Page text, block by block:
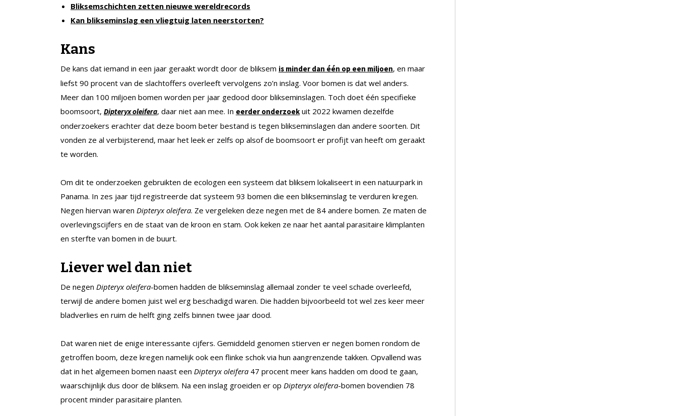
Bliksemschichten zetten nieuwe wereldrecords
Kan blikseminslag een vliegtuig laten neerstorten?
Kans
De kans dat iemand in een jaar geraakt wordt door de bliksem is minder dan één op een miljoen, en maar
liefst 90 procent van de slachtoffers overleeft vervolgens zo’n inslag. Voor bomen is dat wel anders.
Meer dan 100 miljoen bomen worden per jaar gedood door blikseminslagen. Toch doet één specifieke
boomsoort, Dipteryx oleifera, daar niet aan mee. In eerder onderzoek uit 2022 kwamen dezelfde
onderzoekers erachter dat deze boom beter bestand is tegen blikseminslagen dan andere soorten. Dit
vonden ze al verbijsterend, maar het leek er zelfs op alsof de boomsoort er profijt van heeft om geraakt
te worden.
Om dit te onderzoeken gebruikten de ecologen een systeem dat bliksem lokaliseert in een natuurpark in
Panama. In zes jaar tijd registreerde dat systeem 93 bomen die een blikseminslag te verduren kregen.
Negen hiervan waren Dipteryx oleifera. Ze vergeleken deze negen met de 84 andere bomen. Ze maten de
overlevingscijfers en de staat van de kroon en stam. Ook keken ze naar het aantal parasitaire klimplanten
en sterfte van bomen in de buurt.
Liever wel dan niet
De negen Dipteryx oleifera-bomen hadden de blikseminslag allemaal zonder te veel schade overleefd,
terwijl de andere bomen juist wel erg beschadigd waren. Die hadden bijvoorbeeld tot wel zes keer meer
bladverlies en ruim de helft ging zelfs binnen twee jaar dood.
Dat waren niet de enige interessante cijfers. Gemiddeld genomen stierven er negen bomen rondom de
getroffen boom, deze kregen namelijk ook een flinke schok via hun aangrenzende takken. Opvallend was
dat in het algemeen bomen naast een Dipteryx oleifera 47 procent meer kans hadden om dood te gaan,
waarschijnlijk dus door de bliksem. Na een inslag groeiden er op Dipteryx oleifera-bomen bovendien 78
procent minder parasitaire planten.